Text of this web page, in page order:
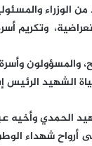
الوزراء
وتكريم
الشهيد الرئيس
الحمدي وأخيه
أرواح شهداء